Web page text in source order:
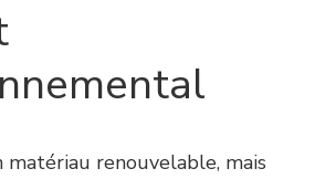
matériau renouvelable, mais